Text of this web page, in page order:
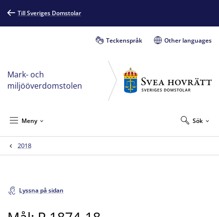
Till Sveriges Domstolar
Teckenspråk Other languages
Mark- och
miljööverdomstolen
Sök
Meny
2018
Lyssna på sidan